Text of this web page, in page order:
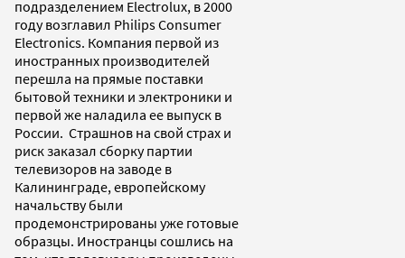
подразделением Electrolux, в 2000
году возглавил Philips Consumer
Electronics. Компания первой из
иностранных производителей
перешла на прямые поставки
бытовой техники и электроники и
первой же наладила ее выпуск в
России. Страшнов на свой страх и
риск заказал сборку партии
телевизоров на заводе в
Калининграде, европейскому
начальству были
продемонстрированы уже готовые
образцы. Иностранцы сошлись на